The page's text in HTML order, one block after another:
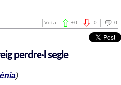
0
-0
Vota: +0
perdre·l segle
)